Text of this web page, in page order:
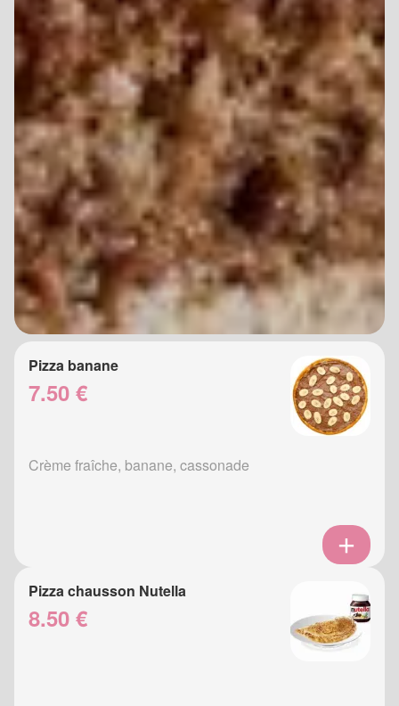
Pizza banane
7.50 €
Crème fraîche, banane, cassonade
Pizza chausson Nutella
8.50 €